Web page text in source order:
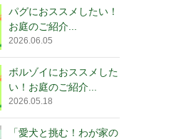
パグにおススメしたい！
お庭のご紹介...
2026.06.05
ボルゾイにおススメした
い！お庭のご紹介...
2026.05.18
「愛犬と挑む！わが家の